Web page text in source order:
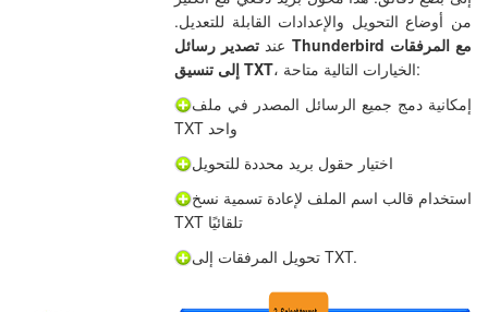
من أوضاع التحويل والإعدادات القابلة للتعديل.
عند تصدير رسائل Thunderbird مع المرفقات
إلى تنسيق TXT
، الخيارات التالية متاحة:
إمكانية دمج جميع الرسائل المصدر في ملف
TXT واحد
اختيار حقول بريد محددة للتحويل
استخدام قالب اسم الملف لإعادة تسمية نسخ
TXT تلقائيًا
تحويل المرفقات إلى TXT.